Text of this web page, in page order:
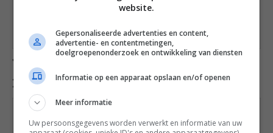
10. Hete bliksem ovenschotel
met gehakt
website.
Gepersonaliseerde advertenties en content,
advertentie- en contentmetingen,
doelgroepenonderzoek en ontwikkeling van diensten
Informatie op een apparaat opslaan en/of openen
Meer informatie
Uw persoonsgegevens worden verwerkt en informatie van uw